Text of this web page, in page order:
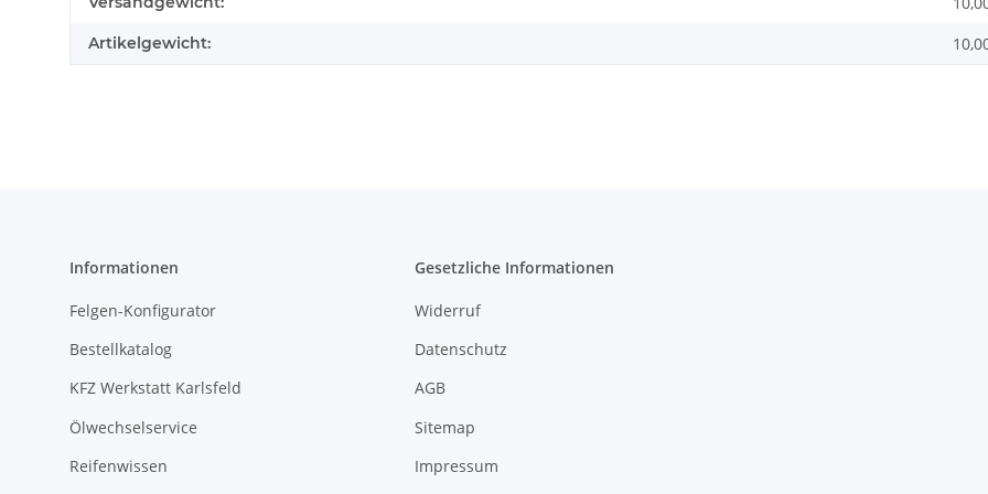
Artikelgewicht:
Informationen
Felgen-Konfigurator
Bestellkatalog
KFZ Werkstatt Karlsfeld
Ölwechselservice
Reifenwissen
Gesetzliche Informationen
Widerruf
Datenschutz
AGB
Sitemap
Impressum